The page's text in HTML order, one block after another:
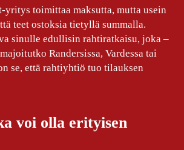
yritys toimittaa maksutta, mutta usein
teet ostoksia tietyllä summalla.
sinulle edullisin rahtiratkaisu, joka –
Randersissa, Vardessa tai
se, että rahtiyhtiö tuo tilauksen
voi olla erityisen